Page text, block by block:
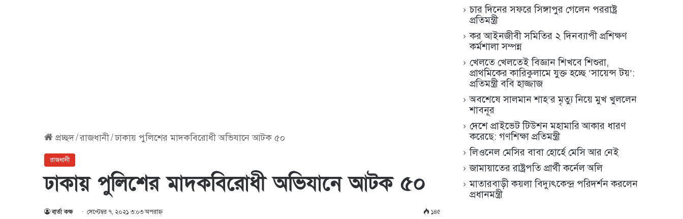
প্রচ্ছদ/রাজধানী/ঢাকায় পুলিশের মাদকবিরোধী অভিযানে আটক ৫০
রাজধানী
ঢাকায় পুলিশের মাদকবিরোধী অভিযানে আটক ৫০
বার্তা কক্ষ সেপ্টেম্বর ৭, ২০২১ ৩:০৩ অপরাহ্ণ ১৪৫
চার দিনের সফরে সিঙ্গাপুর গেলেন পররাষ্ট্র
প্রতিমন্ত্রী
কর আইনজীবী সমিতির ২ দিনব্যাপী প্রশিক্ষণ
কর্মশালা সম্পন্ন
খেলতে খেলতেই বিজ্ঞান শিখবে শিশুরা,
প্রাথমিকের কারিকুলামে যুক্ত হচ্ছে ‘সায়েন্স টয়’:
প্রতিমন্ত্রী ববি হাজ্জাজ
অবশেষে সালমান শাহ’র মৃত্যু নিয়ে মুখ খুললেন
শাবনূর
দেশে প্রাইভেট টিউশন মহামারি আকার ধারণ
করেছে: গণশিক্ষা প্রতিমন্ত্রী
লিওনেল মেসির বাবা হোর্হে মেসি আর নেই
জামায়াতের রাষ্ট্রপতি প্রার্থী কর্নেল অলি
মাতারবাড়ী কয়লা বিদ্যুৎকেন্দ্র পরিদর্শন করলেন
প্রধানমন্ত্রী